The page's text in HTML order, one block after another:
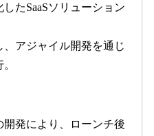
たSaaSソリューション
アジャイル開発を通じ
開発により、ローンチ後